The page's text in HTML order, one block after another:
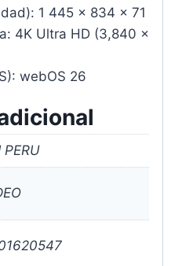
1 445 x 834 x 71
4K Ultra HD (3,840 x
webOS 26
PERU